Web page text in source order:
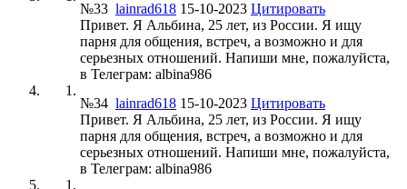
№33 lainrad618 15-10-2023 Цитировать
Привет. Я Альбина, 25 лет, из России. Я ищу
парня для общения, встреч, а возможно и для
серьезных отношений. Напиши мне, пожалуйста,
в Телеграм: albina986
№34 lainrad618 15-10-2023 Цитировать
Привет. Я Альбина, 25 лет, из России. Я ищу
парня для общения, встреч, а возможно и для
серьезных отношений. Напиши мне, пожалуйста,
в Телеграм: albina986